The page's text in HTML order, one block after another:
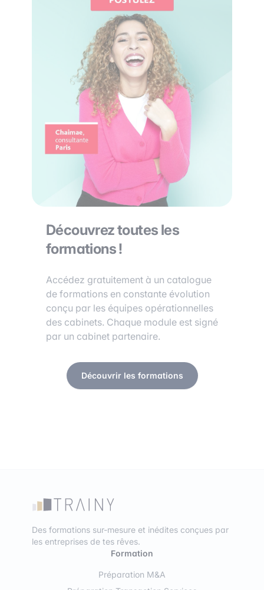
Découvrez toutes les
formations !
Accédez gratuitement à un catalogue
de formations en constante évolution
conçu par les équipes opérationnelles
des cabinets. Chaque module est signé
par un cabinet partenaire.
Découvrir les formations
Des formations sur-mesure et inédites conçues par
les entreprises de tes rêves.
Formation
Préparation M&A